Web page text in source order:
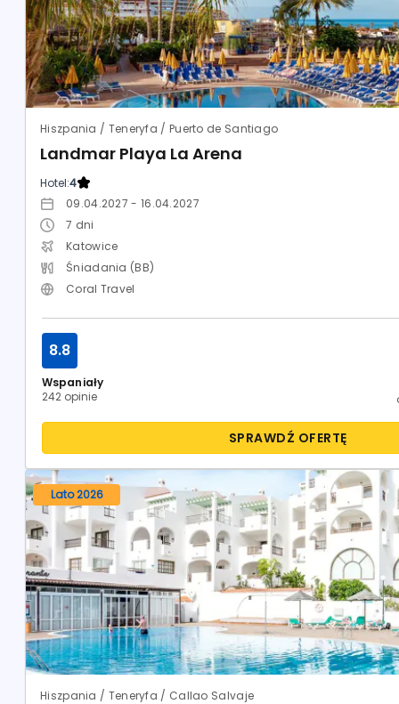
Hiszpania / Teneryfa / Puerto de Santiago
Landmar Playa La Arena
Hotel:4
09.04.2027 - 16.04.2027
7 dni
Katowice
Śniadania (BB)
Coral Travel
Wspaniały
242 opinie
8.8
SPRAWDŹ OFERTĘ
Lato 2026
Hiszpania / Teneryfa / Callao Salvaje